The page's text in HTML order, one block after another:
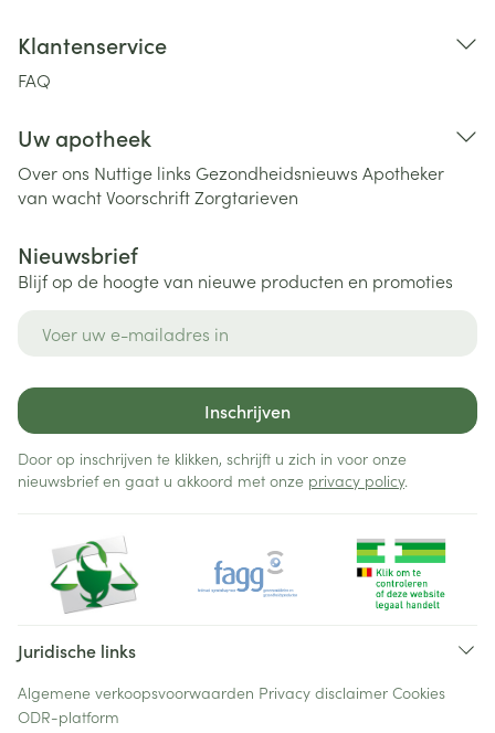
Klantenservice
FAQ
Uw apotheek
Over ons Nuttige links Gezondheidsnieuws Apotheker
van wachtVoorschriftZorgtarieven
Nieuwsbrief
Blijf op de hoogte van nieuwe producten en promoties
Inschrijven
Door op inschrijven te klikken, schrijft u zich in voor onze
nieuwsbrief en gaat u akkoord met onze privacy policy.
Juridische links
Algemene verkoopsvoorwaarden Privacy disclaimer Cookies
ODR-platform